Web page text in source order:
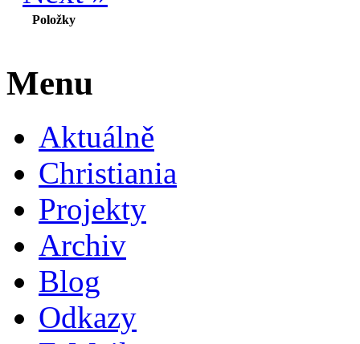
Položky
Menu
Aktuálně
Christiania
Projekty
Archiv
Blog
Odkazy